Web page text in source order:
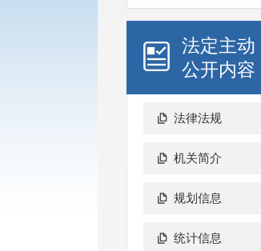
法定主动
公开内容
法律法规
机关简介
规划信息
统计信息